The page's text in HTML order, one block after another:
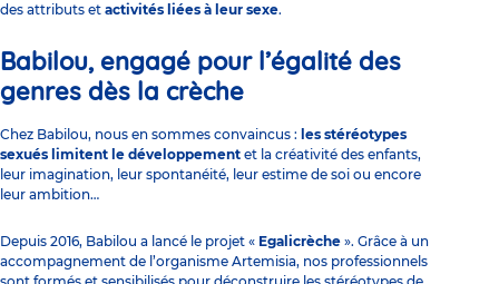
des attributs et activités liées à leur sexe.
Babilou, engagé pour l’égalité des
genres dès la crèche
Chez Babilou, nous en sommes convaincus : les stéréotypes
sexués limitent le développement et la créativité des enfants,
leur imagination, leur spontanéité, leur estime de soi ou encore
leur ambition…
Depuis 2016, Babilou a lancé le projet « Egalicrèche ». Grâce à un
accompagnement de l’organisme Artemisia, nos professionnels